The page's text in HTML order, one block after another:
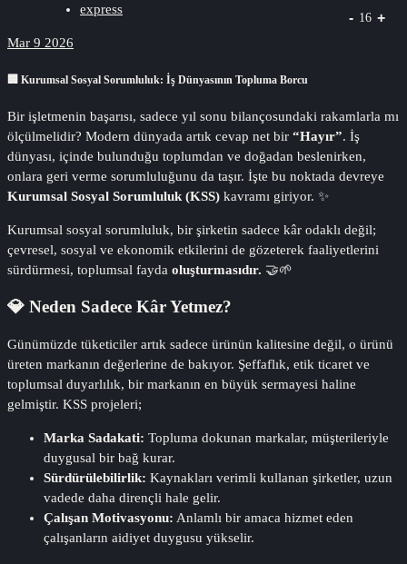
express
Mar 9 2026
🏢 Kurumsal Sosyal Sorumluluk: İş Dünyasının Topluma Borcu
Bir işletmenin başarısı, sadece yıl sonu bilançosundaki rakamlarla mı
ölçülmelidir? Modern dünyada artık cevap net bir “Hayır”. İş
dünyası, içinde bulunduğu toplumdan ve doğadan beslenirken,
onlara geri verme sorumluluğunu da taşır. İşte bu noktada devreye
Kurumsal Sosyal Sorumluluk (KSS) kavramı giriyor. ✨
Kurumsal sosyal sorumluluk, bir şirketin sadece kâr odaklı değil;
çevresel, sosyal ve ekonomik etkilerini de gözeterek faaliyetlerini
sürdürmesi, toplumsal fayda oluşturmasıdır. 🤝🌱
💎 Neden Sadece Kâr Yetmez?
Günümüzde tüketiciler artık sadece ürünün kalitesine değil, o ürünü
üreten markanın değerlerine de bakıyor. Şeffaflık, etik ticaret ve
toplumsal duyarlılık, bir markanın en büyük sermayesi haline
gelmiştir. KSS projeleri;
Marka Sadakati: Topluma dokunan markalar, müşterileriyle
duygusal bir bağ kurar.
Sürdürülebilirlik: Kaynakları verimli kullanan şirketler, uzun
vadede daha dirençli hale gelir.
Çalışan Motivasyonu: Anlamlı bir amaca hizmet eden
çalışanların aidiyet duygusu yükselir.
- 16 +